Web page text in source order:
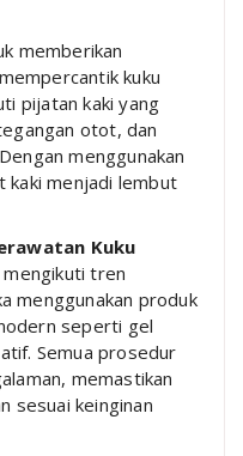
memberikan
kuku
pijatan kaki yang
otot, dan
menggunakan
kaki menjadi lembut
Kuku
mengikuti tren
menggunakan produk
seperti gel
Semua prosedur
memastikan
sesuai keinginan